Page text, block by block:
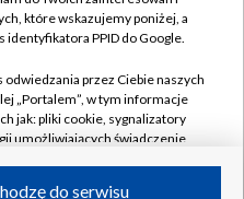
które wskazujemy poniżej, a
identyfikatora PPID do Google.
przez Ciebie naszych
„Portalem”, w tym informacje
jak: pliki cookie, sygnalizatory
umożliwiających świadczenie
do serwisu